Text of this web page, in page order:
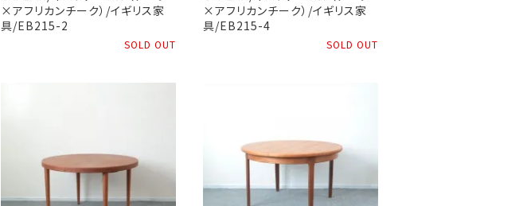
×アフリカンチーク）/イギリス家
具/EB215-2
SOLD OUT
×アフリカンチーク）/イギリス家
具/EB215-4
SOLD OUT